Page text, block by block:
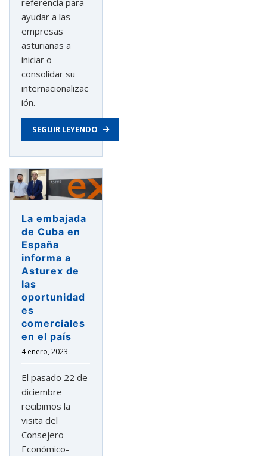
referencia para
ayudar a las
empresas
asturianas a
iniciar o
consolidar su
internacionalizac
ión.
SEGUIR LEYENDO
La embajada
de Cuba en
España
informa a
Asturex de
las
oportunidad
es
comerciales
en el país
4 enero, 2023
El pasado 22 de
diciembre
recibimos la
visita del
Consejero
Económico-